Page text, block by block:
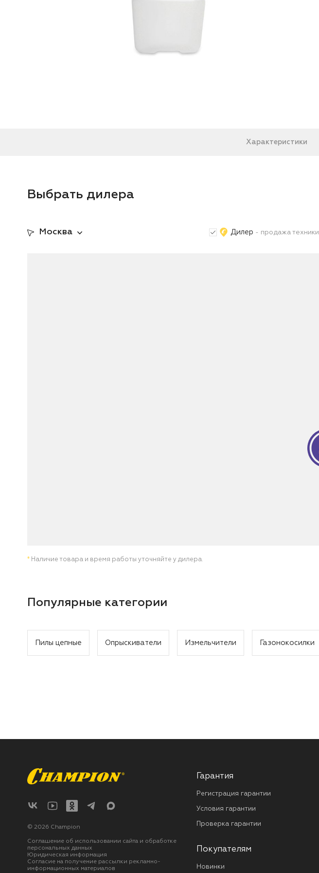
Характеристики
Выбрать дилера
Москва Дилер - продажа техники
* Наличие товара и время работы уточняйте у дилера.
Популярные категории
Пилы цепные Опрыскиватели Измельчители Газонокосилки
© 2026 Champion
Соглашение об использовании сайта и обработке
персональных данных
Юридическая информация
Согласие на получение рассылки рекламно-
информационных материалов
Гарантия
Регистрация гарантии
Условия гарантии
Проверка гарантии
Покупателям
Новинки